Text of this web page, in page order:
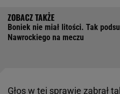
Boniek nie miał litości. Tak
Nawrockiego na meczu
Głos w tej sprawie zabrał